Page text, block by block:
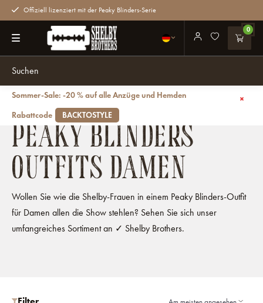
Offiziell lizenziert mit der Peaky Blinders-Serie
0
Sommer-Sale: -20 % auf alle Anzüge und Hemden
Rabattcode
BACKTOSTYLE
Outfits Damen
PEAKY BLINDERS
OUTFITS DAMEN
Wollen Sie wie die Shelby-Frauen in einem Peaky Blinders-Outfit
für Damen allen die Show stehlen? Sehen Sie sich unser
umfangreiches Sortiment an ✓ Shelby Brothers.